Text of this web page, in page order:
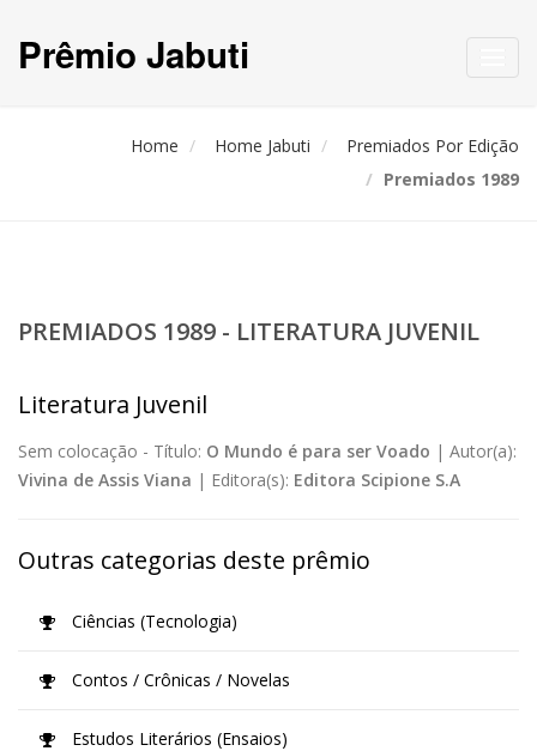
Prêmio Jabuti
Home Home Jabuti
Premiados Por Edição
Premiados 1989
PREMIADOS 1989 - LITERATURA JUVENIL
Literatura Juvenil
Sem colocação - Título: O Mundo é para ser Voado | Autor(a):
Vivina de Assis Viana | Editora(s): Editora Scipione S.A
Outras categorias deste prêmio
Ciências (Tecnologia)
Contos / Crônicas / Novelas
Estudos Literários (Ensaios)